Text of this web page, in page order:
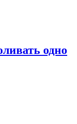
одно